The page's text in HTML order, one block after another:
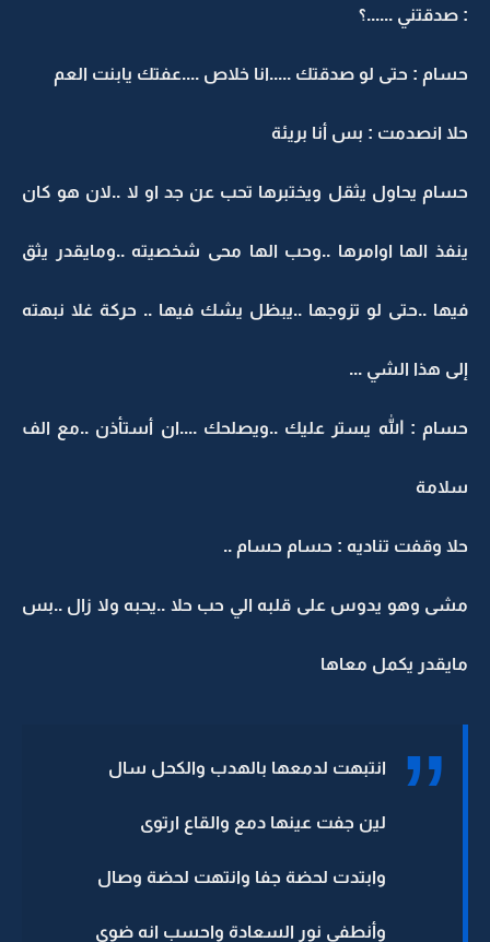
: صدقتني ......؟
حسام : حتى لو صدقتك .....انا خلاص ....عفتك يابنت العم
حلا انصدمت : بس أنا بريئة
حسام يحاول يثقل ويختبرها تحب عن جد او لا ..لان هو كان
ينفذ الها اوامرها ..وحب الها محى شخصيته ..ومايقدر يثق
فيها ..حتى لو تزوجها ..يبظل يشك فيها .. حركة غلا نبهته
إلى هذا الشي ...
حسام : الله يستر عليك ..ويصلحك ....ان أستأذن ..مع الف
سلامة
حلا وقفت تناديه : حسام حسام ..
مشى وهو يدوس على قلبه الي حب حلا ..يحبه ولا زال ..بس
مايقدر يكمل معاها
انتبهت لدمعها بالهدب والكحل سال
لين جفت عينها دمع والقاع ارتوى
وابتدت لحضة جفا وانتهت لحضة وصال
وأنطفى نور السعادة واحسب انه ضوى